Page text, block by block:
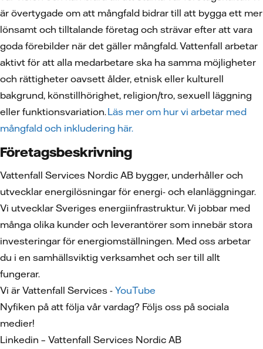
är övertygade om att mångfald bidrar till att bygga ett mer
lönsamt och tilltalande företag och strävar efter att vara
goda förebilder när det gäller mångfald. Vattenfall arbetar
aktivt för att alla medarbetare ska ha samma möjligheter
och rättigheter oavsett ålder, etnisk eller kulturell
bakgrund, könstillhörighet, religion/tro, sexuell läggning
eller funktionsvariation.Läs mer om hur vi arbetar med
mångfald och inkludering här.
Företagsbeskrivning
Vattenfall Services Nordic AB bygger, underhåller och
utvecklar energilösningar för energi- och elanläggningar.
Vi utvecklar Sveriges energiinfrastruktur. Vi jobbar med
många olika kunder och leverantörer som innebär stora
investeringar för energiomställningen. Med oss arbetar
du i en samhällsviktig verksamhet och ser till allt
fungerar.
Vi är Vattenfall Services - YouTube
Nyfiken på att följa vår vardag? Följs oss på sociala
medier!
Linkedin – Vattenfall Services Nordic AB